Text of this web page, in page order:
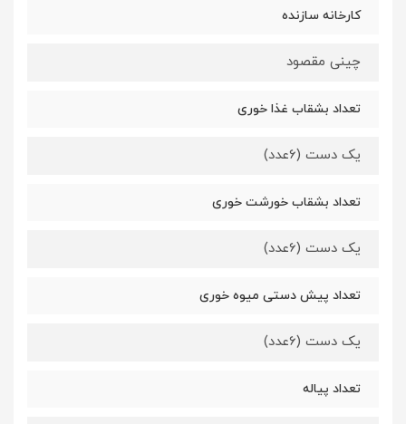
کارخانه سازنده
چینی مقصود
تعداد بشقاب غذا خوری
یک دست (6عدد)
تعداد بشقاب خورشت خوری
یک دست (6عدد)
تعداد پیش دستی میوه خوری
یک دست (6عدد)
تعداد پیاله